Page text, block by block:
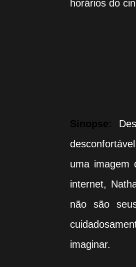
horários do
Sinopse:
uma imagem
internet,
não são
imaginar.